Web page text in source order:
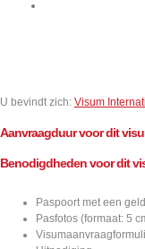
U bevindt zich: Visum
Aanvraagduur voor dit
Benodigdheden voor dit
Paspoort met een
Pasfotos (formaat: 5